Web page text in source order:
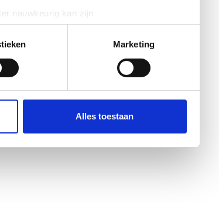
nauwkeurig kan zijn
(fingerprinting)
in het
detailgedeeltein. U kunt uw
site met onze partners voor social
met andere informatie die u aan ze heeft
Marketing
Alles toestaan